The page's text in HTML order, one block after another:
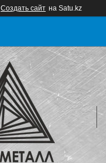
Создать сайт на Satu.kz